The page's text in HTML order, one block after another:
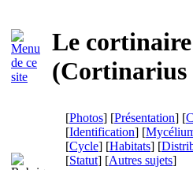
Le
(Cortinarius
[Photos] [Présentation] [
[Identification] [
[Cycle] [Habitats] [
[Statut] [Autres sujets]